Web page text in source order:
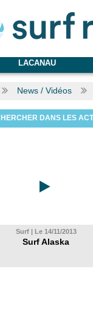
LACANAU
News / Vidéos
DANS LES
Surf | Le 14/11/2013
Surf Alaska